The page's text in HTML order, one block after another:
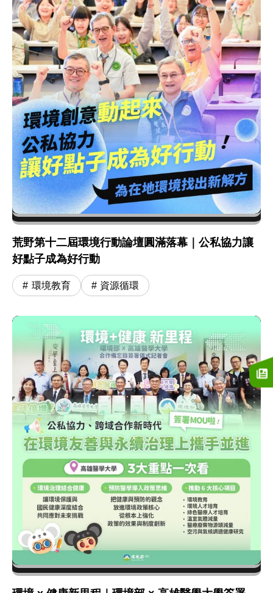
荒野第十二屆環境行動論壇圓滿落幕｜公私協力讓
好點子成為好行動
環境教育 資源循環